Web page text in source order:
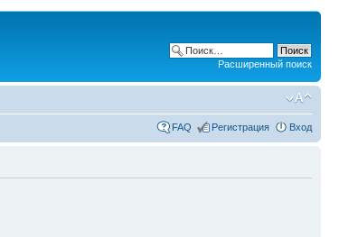
Расширенный поиск
FAQ Регистрация Вход